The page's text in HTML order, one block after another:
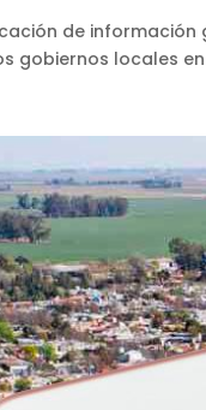
de
gobiernos locales